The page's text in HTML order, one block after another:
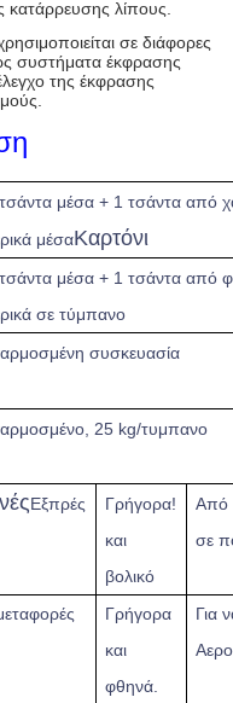
κατάρρευσης λίπους.
σε διάφορες
συστήματα έκφρασης
της έκφρασης
τσάντα μέσα + 1 τσάντα από
μέσαΚαρτόνι
τσάντα μέσα + 1 τσάντα από
σε τύμπανο
συσκευασία
25 kg/τυμπανο
Εξπρές
Γρήγορα!
και
βολικό
Από
σε
Γρήγορα
και
φθηνά.
Για